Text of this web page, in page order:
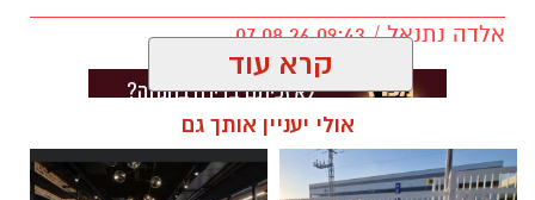
אלדה נתנאל / 09:43 07.08.26
קרא עוד
אולי יעניין אותך גם